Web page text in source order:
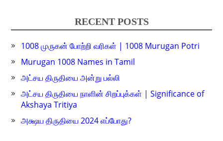
RECENT POSTS
1008 முருகன் போற்றி வரிகள் | 1008 Murugan Potri
Murugan 1008 Names in Tamil
அட்சய திருதியை அன்று பல்லி
அட்சய திருதியை நாளின் சிறப்புக்கள் | Significance of
Akshaya Tritiya
அக்ஷய திருதியை 2024 எப்போது?